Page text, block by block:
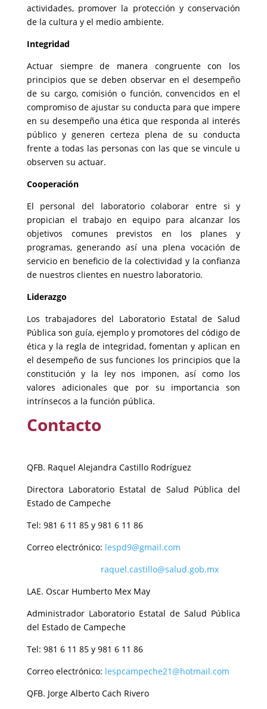
actividades, promover la protección y conservación
de la cultura y el medio ambiente.
Integridad
Actuar siempre de manera congruente con los
principios que se deben observar en el desempeño
de su cargo, comisión o función, convencidos en el
compromiso de ajustar su conducta para que impere
en su desempeño una ética que responda al interés
público y generen certeza plena de su conducta
frente a todas las personas con las que se vincule u
observen su actuar.
Cooperación
El personal del laboratorio colaborar entre si y
propician el trabajo en equipo para alcanzar los
objetivos comunes previstos en los planes y
programas, generando así una plena vocación de
servicio en beneficio de la colectividad y la confianza
de nuestros clientes en nuestro laboratorio.
Liderazgo
Los trabajadores del Laboratorio Estatal de Salud
Pública son guía, ejemplo y promotores del código de
ética y la regla de integridad, fomentan y aplican en
el desempeño de sus funciones los principios que la
constitución y la ley nos imponen, así como los
valores adicionales que por su importancia son
intrínsecos a la función pública.
Contacto
QFB. Raquel Alejandra Castillo Rodríguez
Directora Laboratorio Estatal de Salud Pública del
Estado de Campeche
Tel: 981 6 11 85 y 981 6 11 86
Correo electrónico: lespd9@gmail.com
raquel.castillo@salud.gob.mx
LAE. Oscar Humberto Mex May
Administrador Laboratorio Estatal de Salud Pública
del Estado de Campeche
Tel: 981 6 11 85 y 981 6 11 86
Correo electrónico: lespcampeche21@hotmail.com
QFB. Jorge Alberto Cach Rivero